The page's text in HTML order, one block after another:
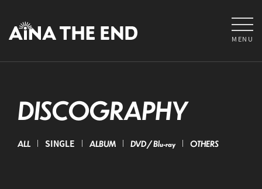
MENU
DISCOGRAPHY
ALL SINGLE ALBUM DVD / Blu-ray OTHERS